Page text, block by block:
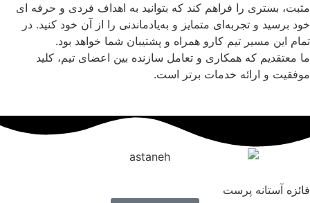
بستری را فراهم کند که بتوانید به اهداف فردی و حرفه ای
برسید و تجربه‌ای متمایز و به‌یادماندنی را از آن خود کنید. در
این مسیر تیم کارو همراه و پشتیبان شما خواهد بود.
معتقدیم که همکاری و تعامل سازنده بین اعضای تیم، کلید
و ارائه خدمات برتر است.
آستانه پرست